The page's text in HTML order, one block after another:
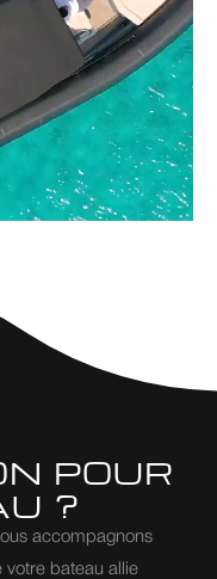
POUR
?
accompagnons
votre bateau allie